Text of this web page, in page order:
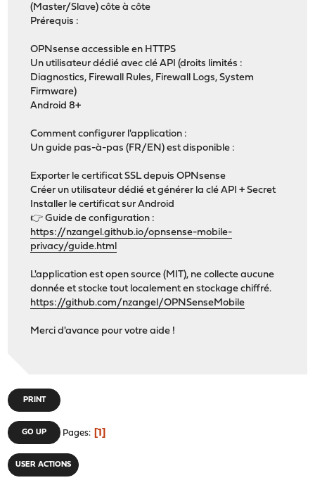
(Master/Slave) côte à côte
Prérequis :
OPNsense accessible en HTTPS
Un utilisateur dédié avec clé API (droits limités :
Diagnostics, Firewall Rules, Firewall Logs, System
Firmware)
Android 8+
Comment configurer l'application :
Un guide pas-à-pas (FR/EN) est disponible :
Exporter le certificat SSL depuis OPNsense
Créer un utilisateur dédié et générer la clé API + Secret
Installer le certificat sur Android
👉 Guide de configuration :
https://nzangel.github.io/opnsense-mobile-
privacy/guide.html
L'application est open source (MIT), ne collecte aucune
donnée et stocke tout localement en stockage chiffré.
https://github.com/nzangel/OPNSenseMobile
Merci d'avance pour votre aide !
PRINT
GO UP Pages 1
USER ACTIONS